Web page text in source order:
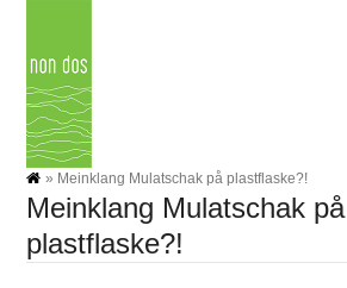
content
» Meinklang Mulatschak på plastflaske?!
Meinklang Mulatschak på
plastflaske?!